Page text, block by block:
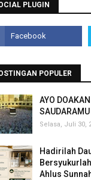
PLUGIN
POPULER
AYO
SAUDARAMU
Selasa, Juli 30,
Hadirilah
Ahlus